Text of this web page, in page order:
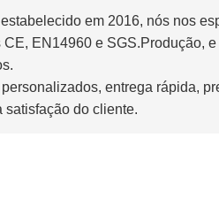
em 2016, nós nos
EN14960 e SGS.Produção,
entrega rápida,
satisfação do cliente.